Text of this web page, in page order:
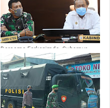
Bersama Forkopimda, Gubernur
Sulbar Vicon dengan Bupati dan
Instansi terkait di Sulbar